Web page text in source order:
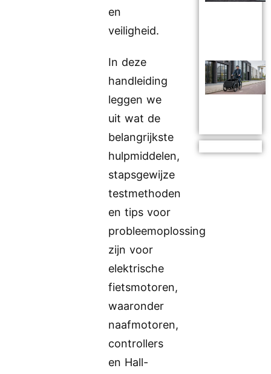
en
veiligheid.
In deze
handleiding
leggen we
uit wat de
belangrijkste
hulpmiddelen,
stapsgewijze
testmethoden
en tips voor
probleemoplossing
zijn voor
elektrische
fietsmotoren,
waaronder
naafmotoren,
controllers
en Hall-